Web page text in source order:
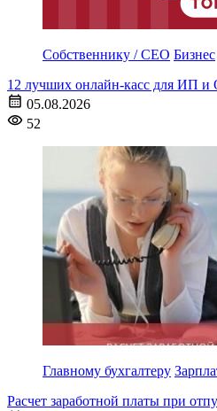
Собственнику / CEO Бизнес
12 лучших онлайн-касс для ИП
05.08.2026
52
Главному бухгалтеру
Расчет заработной платы при